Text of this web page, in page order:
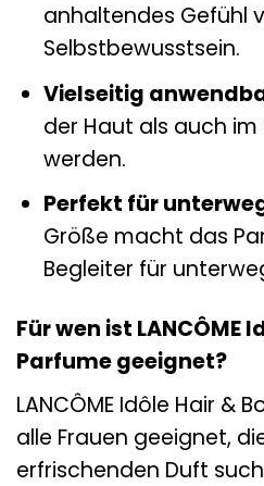
anhaltendes Gefühl
Selbstbewusstsein.
Vielseitig
der Haut als auch
werden.
Perfekt für
Größe macht das
Begleiter für
Für wen ist LANCÔME
Parfume geeignet?
LANCÔME Idôle Hair &
alle Frauen geeignet,
erfrischenden Duft